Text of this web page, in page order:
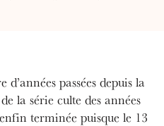
passées depuis la
la série culte des années
terminée puisque le 13